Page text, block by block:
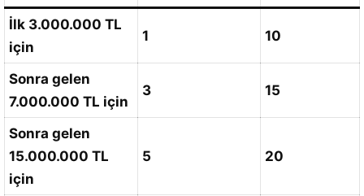
İlk 3.000.000 TL
için
1 10
Sonra gelen
7.000.000 TL için
3 15
Sonra gelen
15.000.000 TL
için
5 20